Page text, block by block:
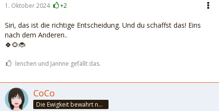
1. Oktober 2024 +2
Siri, das ist die richtige Entscheidung. Und du schaffst das! Eins
nach dem Anderen..
🍀🌻🐞
lenchen und Jannne gefällt das.
CoCo
Die Ewigkeit bewahrt nur die Liebe, weil sie von gleicher Natur ist. ~Khalil Gibran~